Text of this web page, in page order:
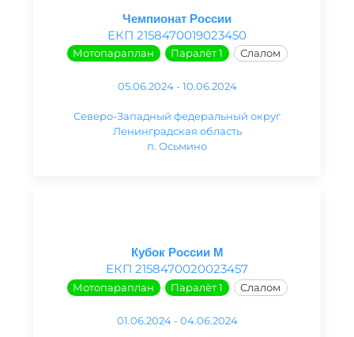
Чемпионат России
ЕКП 2158470019023450
Мотопараплан Паралёт 1 Слалом
05.06.2024 - 10.06.2024
Северо-Западный федеральный округ
Ленинградская область
п. Осьмино
Кубок России М
ЕКП 2158470020023457
Мотопараплан Паралёт 1 Слалом
01.06.2024 - 04.06.2024